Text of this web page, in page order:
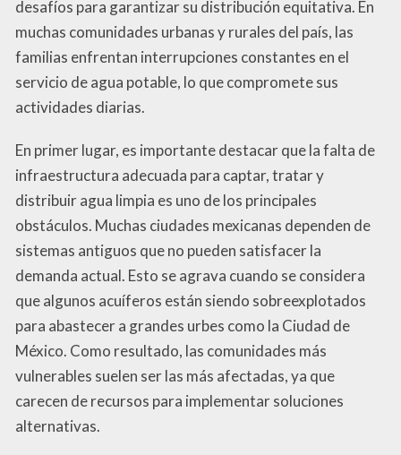
desafíos para garantizar su distribución equitativa. En
muchas comunidades urbanas y rurales del país, las
familias enfrentan interrupciones constantes en el
servicio de agua potable, lo que compromete sus
actividades diarias.
En primer lugar, es importante destacar que la falta de
infraestructura adecuada para captar, tratar y
distribuir agua limpia es uno de los principales
obstáculos. Muchas ciudades mexicanas dependen de
sistemas antiguos que no pueden satisfacer la
demanda actual. Esto se agrava cuando se considera
que algunos acuíferos están siendo sobreexplotados
para abastecer a grandes urbes como la Ciudad de
México. Como resultado, las comunidades más
vulnerables suelen ser las más afectadas, ya que
carecen de recursos para implementar soluciones
alternativas.